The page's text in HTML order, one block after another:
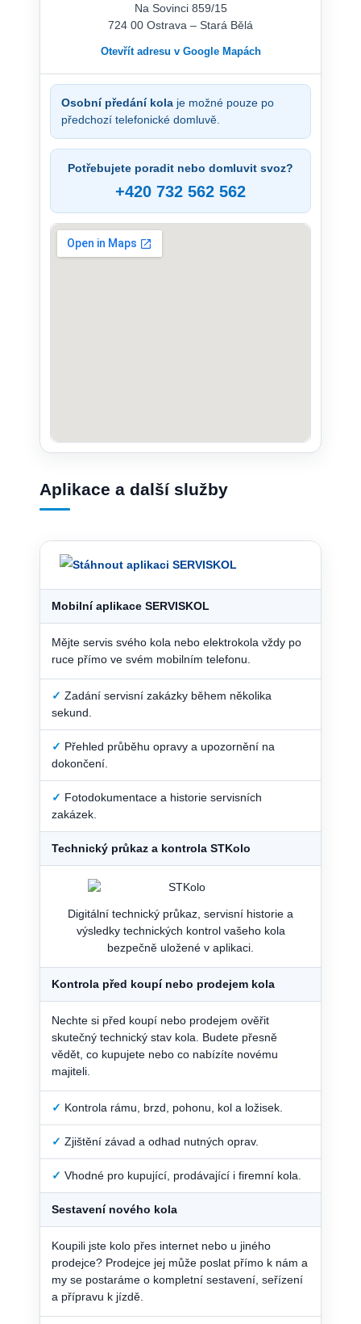
Na Sovinci 859/15
724 00 Ostrava – Stará Bělá
Otevřít adresu v Google Mapách
Osobní předání kola je možné pouze po
předchozí telefonické domluvě.
Potřebujete poradit nebo domluvit svoz?
+420 732 562 562
Aplikace a další služby
Mobilní aplikace SERVISKOL
Mějte servis svého kola nebo elektrokola vždy po
ruce přímo ve svém mobilním telefonu.
✓ Zadání servisní zakázky během několika
sekund.
✓ Přehled průběhu opravy a upozornění na
dokončení.
✓ Fotodokumentace a historie servisních
zakázek.
Technický průkaz a kontrola STKolo
Digitální technický průkaz, servisní historie a
výsledky technických kontrol vašeho kola
bezpečně uložené v aplikaci.
Kontrola před koupí nebo prodejem kola
Nechte si před koupí nebo prodejem ověřit
skutečný technický stav kola. Budete přesně
vědět, co kupujete nebo co nabízíte novému
majiteli.
✓ Kontrola rámu, brzd, pohonu, kol a ložisek.
✓ Zjištění závad a odhad nutných oprav.
✓ Vhodné pro kupující, prodávající i firemní kola.
Sestavení nového kola
Koupili jste kolo přes internet nebo u jiného
prodejce? Prodejce jej může poslat přímo k nám a
my se postaráme o kompletní sestavení, seřízení
a přípravu k jízdě.